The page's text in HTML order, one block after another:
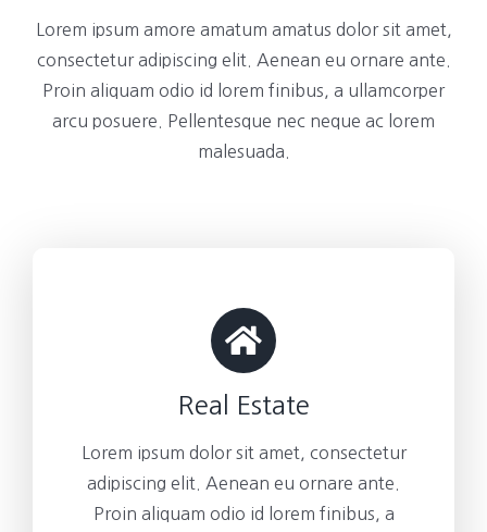
Lorem ipsum amore amatum amatus dolor sit amet,
consectetur adipiscing elit. Aenean eu ornare ante.
Proin aliquam odio id lorem finibus, a ullamcorper
arcu posuere. Pellentesque nec neque ac lorem
malesuada.
Real Estate
Lorem ipsum dolor sit amet, consectetur
adipiscing elit. Aenean eu ornare ante.
Proin aliquam odio id lorem finibus, a